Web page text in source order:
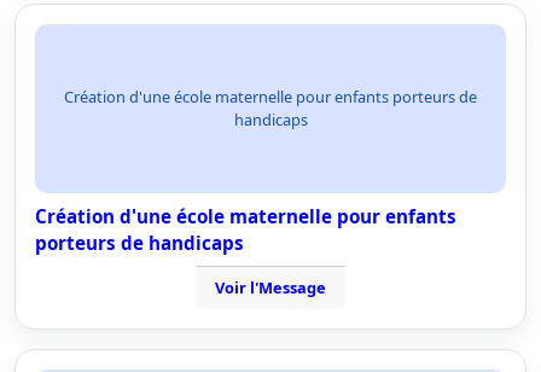
Création d'une école maternelle pour enfants porteurs de
handicaps
Création d'une école maternelle pour enfants
porteurs de handicaps
Voir l'Message